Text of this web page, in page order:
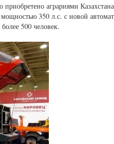
аграриями
350 л.с. с новой
500 человек.